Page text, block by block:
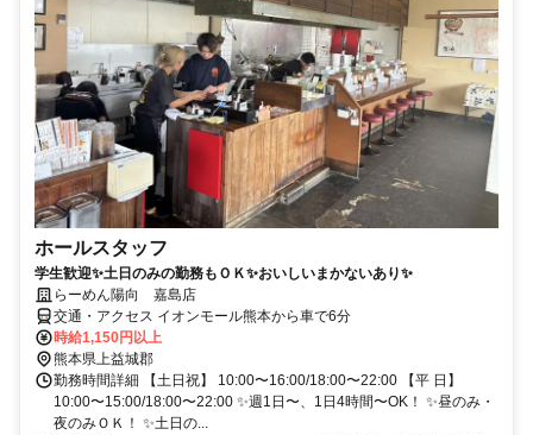
ホールスタッフ
学生歓迎✨土日のみの勤務もＯＫ✨おいしいまかないあり✨
らーめん陽向 嘉島店
交通・アクセス イオンモール熊本から車で6分
時給1,150円以上
熊本県上益城郡
勤務時間詳細 【土日祝】 10:00〜16:00/18:00〜22:00 【平 日】
10:00〜15:00/18:00〜22:00 ✨週1日〜、1日4時間〜OK！ ✨昼のみ・
夜のみＯＫ！ ✨土日の...